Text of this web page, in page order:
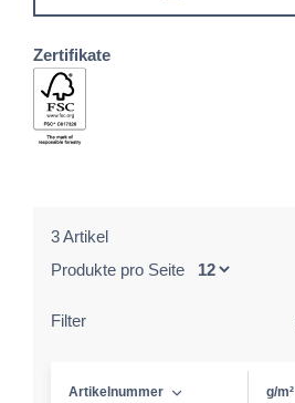
Zertifikate
3 Artikel
Produkte pro Seite
Filter
Artikelnummer g/m²